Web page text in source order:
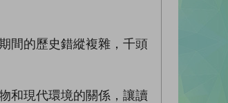
間的歷史錯縱複雜，千頭
和現代環境的關係，讓讀